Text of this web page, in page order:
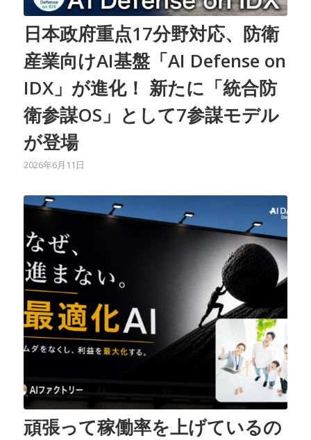
日本政府重点17分野対応、防衛
産業向けAI基盤「AI Defense on
IDX」が進化！ 新たに「統合防
衛参謀OS」として7参謀モデル
が登場
2026年6月11日
頑張って稼働率を上げているの